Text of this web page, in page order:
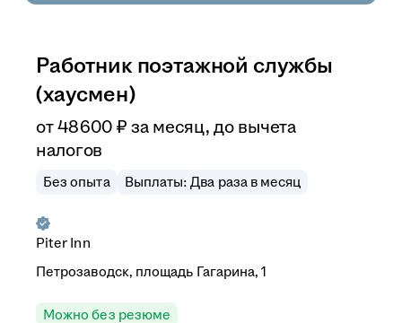
Работник поэтажной службы
(хаусмен)
от48 600 ₽ за месяц,до вычета
налогов
Без опыта Выплаты: Два раза в месяц
Piter Inn
Петрозаводск, площадь Гагарина, 1
Можно без резюме